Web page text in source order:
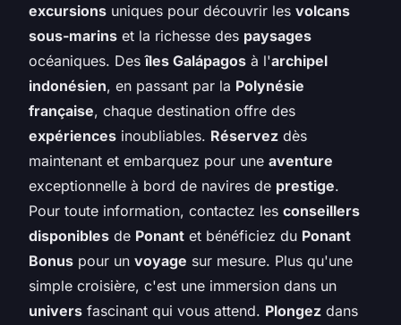
excursions uniques pour découvrir les volcans
sous-marins et la richesse des paysages
océaniques. Desîles Galápagos à l'archipel
indonésien, en passant par la Polynésie
française, chaque destination offre des
expériences inoubliables. Réservez dès
maintenant et embarquez pour une aventure
exceptionnelle à bord de navires de prestige.
Pour toute information, contactez les conseillers
disponibles de Ponant et bénéficiez du Ponant
Bonus pour un voyage sur mesure. Plus qu'une
simple croisière, c'est une immersion dans un
univers fascinant qui vous attend. Plongez dans